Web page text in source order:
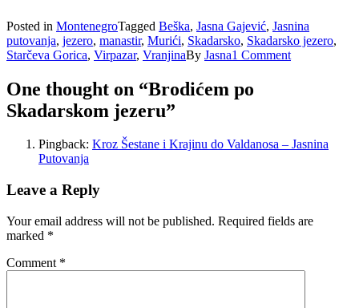
Posted in MontenegroTagged Beška, Jasna Gajević, Jasnina
putovanja, jezero, manastir, Murići, Skadarsko, Skadarsko jezero,
Starčeva Gorica, Virpazar, VranjinaBy Jasna1 Comment
One thought on “Brodićem po
Skadarskom jezeru”
Pingback: Kroz Šestane i Krajinu do Valdanosa – Jasnina
Putovanja
Leave a Reply
Your email address will not be published. Required fields are
marked *
Comment *